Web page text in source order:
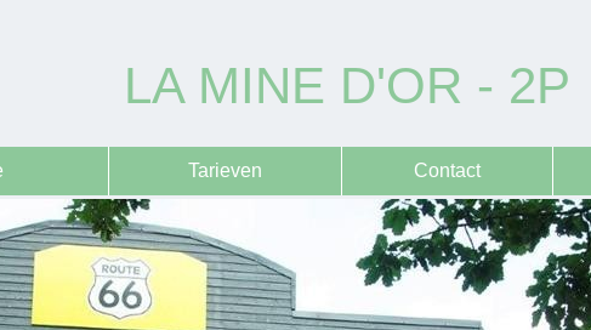
LA MINE D'OR - 2P
Tarieven Contact